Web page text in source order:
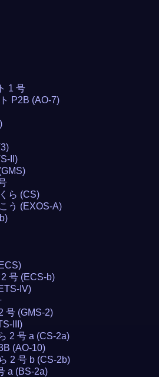
1 号
P2B (AO-7)
II)
ら (CS)
う (EXOS-A)
号 (ECS-b)
IV)
号 (GMS-2)
III)
2 号 a (CS-2a)
(AO-10)
2 号 b (CS-2b)
a (BS-2a)